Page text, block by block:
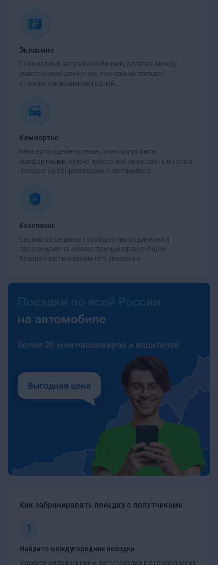
Экономно
Совместные затраты на бензин, делятся между
участниками движения, тем самым поездка
становится взаимовыгодной.
Комфортно
Междугородние путешествия могут быть
комфортными, нужно просто забронировать место в
поездке на понравившемся автомобиле.
Безопасно
Сервис объединяет сообщество водителей и
пассажиров на основе принципов всеобщей
безопасности и взаимного уважения.
Как забронировать поездку с попутчиками
1
Найдите междугородние поездки
Укажите направление и дату поездки в строке поиска